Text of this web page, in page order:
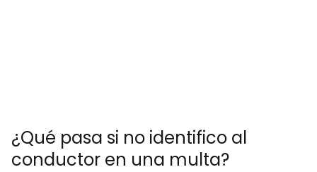
¿Qué pasa si no identifico al
conductor en una multa?